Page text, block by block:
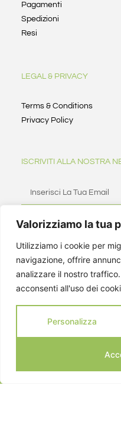
Valorizziamo la tua
Utilizziamo i cookie per
navigazione, offrire
analizzare il nostro
acconsenti all'uso dei
Personalizza
Pagamenti
Spedizioni
Resi
LEGAL & PRIVACY
Terms & Conditions
Privacy Policy
ISCRIVITI ALLA NOSTRA